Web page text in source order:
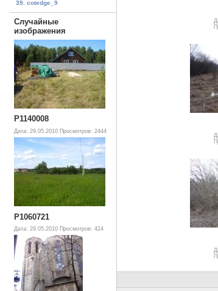
39. cotedge_9
Случайные
изображения
P1140008
Дата: 29.05.2010 Просмотров: 2444
P1060721
Дата: 29.05.2010 Просмотров: 424